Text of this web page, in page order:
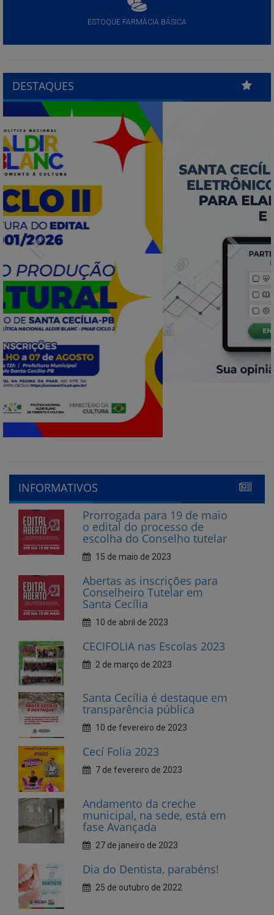
ESTOQUE FARMÁCIA BÁSICA
DESTAQUES
Previous Next
INFORMATIVOS
o edital do processo de
escolha do Conselho tutelar
15 de maio de 2023
Abertas as inscrições para
Conselheiro Tutelar em
Santa Cecília
CECIFOLIA nas Escolas 2023
2 de março de 2023
Santa Cecília é destaque em
transparência pública
Cecí Folia 2023
7 de fevereiro de 2023
Andamento da creche
fase Avançada
Dia do Dentista, parabéns!
25 de outubro de 2022
ÚLTIMAS NOTÍCIAS